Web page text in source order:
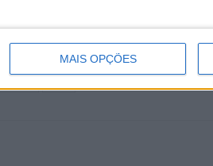
MAIS OPÇÕES
no ensino superior,
ministradas pelo IPCB.